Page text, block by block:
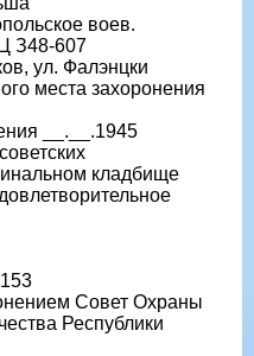
воев.
З48-607
ул. Фалэнцки
места захоронения
__.__.1945
кладбище
Совет Охраны
Республики